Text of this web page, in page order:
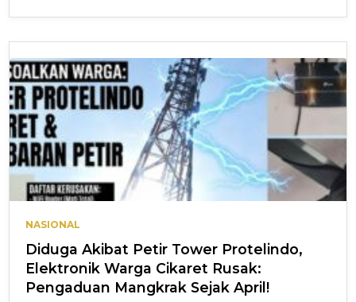
NASIONAL
Diduga Akibat Petir Tower Protelindo,
Elektronik Warga Cikaret Rusak:
Pengaduan Mangkrak Sejak April!